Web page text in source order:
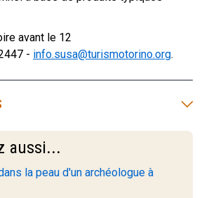
avant le 12
- info.susa@turismotorino.org.
aussi...
la peau d'un archéologue à